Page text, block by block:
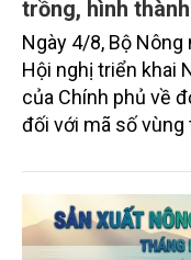
Đơn giản thủ
trồng, hình
Ngày 4/8, Bộ
Hội nghị triển khai
của Chính phủ về
đối với mã số